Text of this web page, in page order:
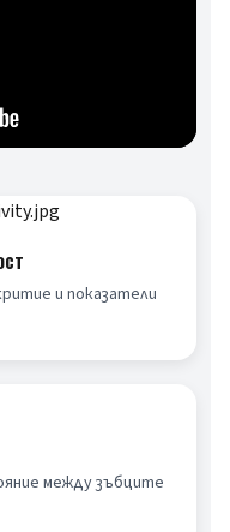
и показатели
между зъбците